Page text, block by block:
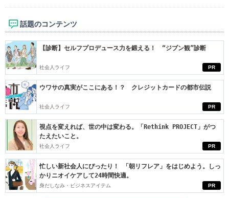
話題のコンテンツ
PR
【診断】セルフプロデュース力を鍛える！ “ジブン観”診断
社会人ライフ
PR
ウワサの真実がここにある！？ クレジットカードの都市伝説
社会人ライフ
PR
視点を変えれば、世の中は変わる。「Rethink PROJECT」がつ
たえたいこと。
社会人ライフ
PR
忙しい新社会人にぴったり！ 「朝リフレア」をはじめよう。しっ
かりニオイケアして24時間快適。
身だしなみ・ビジネスアイテム